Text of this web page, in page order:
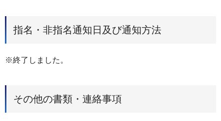
指名・非指名通知日及び通知方法
※終了しました。
その他の書類・連絡事項